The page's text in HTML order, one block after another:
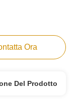
Ora
Del Prodotto